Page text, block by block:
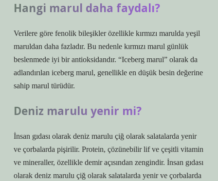
Hangi marul daha faydalı?
Verilere göre fenolik bileşikler özellikle kırmızı marulda yeşil
maruldan daha fazladır. Bu nedenle kırmızı marul günlük
beslenmede iyi bir antioksidandır. “Iceberg marul” olarak da
adlandırılan iceberg marul, genellikle en düşük besin değerine
sahip marul türüdür.
Deniz marulu yenir mi?
İnsan gıdası olarak deniz marulu çiğ olarak salatalarda yenir
ve çorbalarda pişirilir. Protein, çözünebilir lif ve çeşitli vitamin
ve mineraller, özellikle demir açısından zengindir. İnsan gıdası
olarak deniz marulu çiğ olarak salatalarda yenir ve çorbalarda